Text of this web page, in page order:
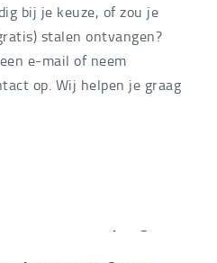
bij je keuze, of zou je
stalen ontvangen?
e-mail of neem
op. Wij helpen je graag